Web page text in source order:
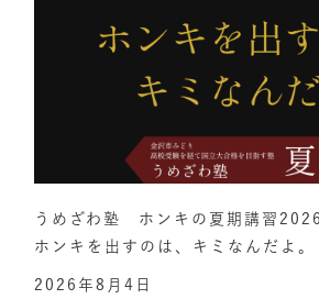
うめざわ塾 ホンキの夏期講習
ホンキを出すのは、キミなんだよ。
2026年8月4日